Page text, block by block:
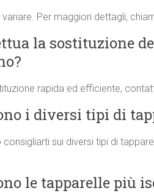
Per maggiori dettagli,
la sostituzione
rapida ed efficiente,
i diversi tipi di
consigliarti sui diversi tipi di
le tapparelle più